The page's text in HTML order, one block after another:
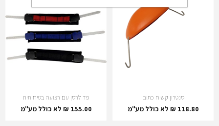
סנטרון קשיח כתום
118.80 ₪ לא כולל מע"מ
פד לרסן עם רצועה בטיחותית
155.00 ₪ לא כולל מע"מ